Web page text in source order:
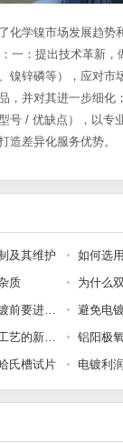
化学镍市场发展趋势
一：提出技术革新，
镍锌磷等），应对市
，并对其进一步细化
号 / 优缺点），以专
造差异化服务优势。
及其维护
如何选
质
为什么硬铬电镀在施镀前要进行预热处理?
避免电
镁合金电镀锌镍合金工艺的新突破
氏槽试片